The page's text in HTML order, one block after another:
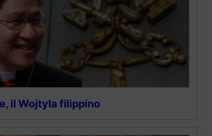
il Wojtyla filippino